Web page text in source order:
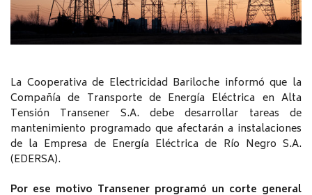
La Cooperativa de Electricidad Bariloche informó que la
Compañía de Transporte de Energía Eléctrica en Alta
Tensión Transener S.A. debe desarrollar tareas de
mantenimiento programado que afectarán a instalaciones
de la Empresa de Energía Eléctrica de Río Negro S.A.
(EDERSA).
Por ese motivo Transener programó un corte general